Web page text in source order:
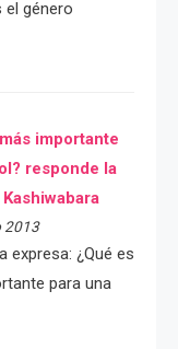
el género
importante
responde la
2013
expresa: ¿Qué es
para una